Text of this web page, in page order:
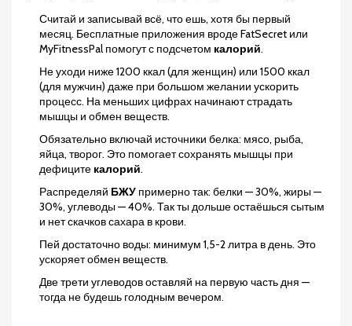
Считай и записывай всё, что ешь, хотя бы первый
месяц. Бесплатные приложения вроде FatSecret или
MyFitnessPal помогут с подсчетом калорий.
Не уходи ниже 1200 ккал (для женщин) или 1500 ккал
(для мужчин) даже при большом желании ускорить
процесс. На меньших цифрах начинают страдать
мышцы и обмен веществ.
Обязательно включай источники белка: мясо, рыба,
яйца, творог. Это помогает сохранять мышцы при
дефиците калорий.
Распределяй БЖУ примерно так: белки — 30%, жиры —
30%, углеводы — 40%. Так ты дольше остаёшься сытым
и нет скачков сахара в крови.
Пей достаточно воды: минимум 1,5-2 литра в день. Это
ускоряет обмен веществ.
Две трети углеводов оставляй на первую часть дня —
тогда не будешь голодным вечером.